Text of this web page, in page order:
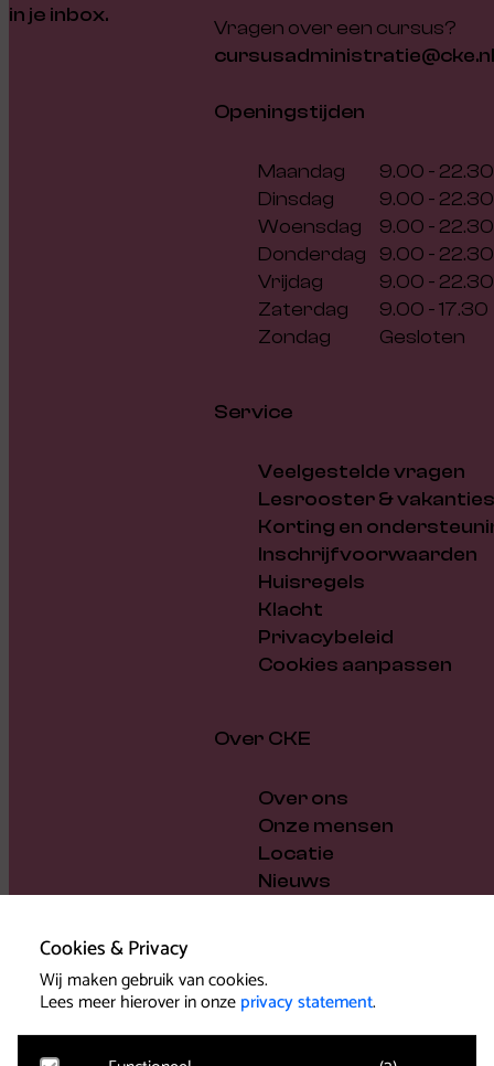
Cookies & Privacy
Wij maken gebruik van cookies.
Lees meer hierover in onzeprivacy statement.
in je inbox.
Vragen over een cursus?
cursusadministratie@cke.nl
Openingstijden
Maandag
9.00 - 22.30
Dinsdag
9.00 - 22.30
Woensdag
9.00 - 22.30
Donderdag
9.00 - 22.30
Vrijdag
9.00 - 22.30
Zaterdag
9.00 - 17.30
Zondag
Gesloten
Service
Veelgestelde vragen
Lesrooster & vakanties
Korting en
Inschrijfvoorwaarden
Huisregels
Klacht
Privacybeleid
Cookies aanpassen
Over CKE
Over ons
Onze mensen
Locatie
Nieuws
Bestuur en beleid
Pers